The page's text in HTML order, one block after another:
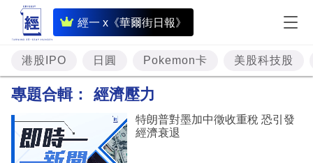
經一 x《華爾街日報》
即
時
財
經
投
港股IPO 日圓 Pokemon卡 美股科技股
專題合輯： 經濟壓力
特朗普對墨加中徵收重稅 恐引發
經濟衰退